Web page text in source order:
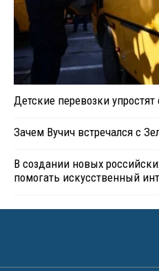
Детские перевозки упростят
Зачем Вучич встречался с
В создании новых
помогать искусственный